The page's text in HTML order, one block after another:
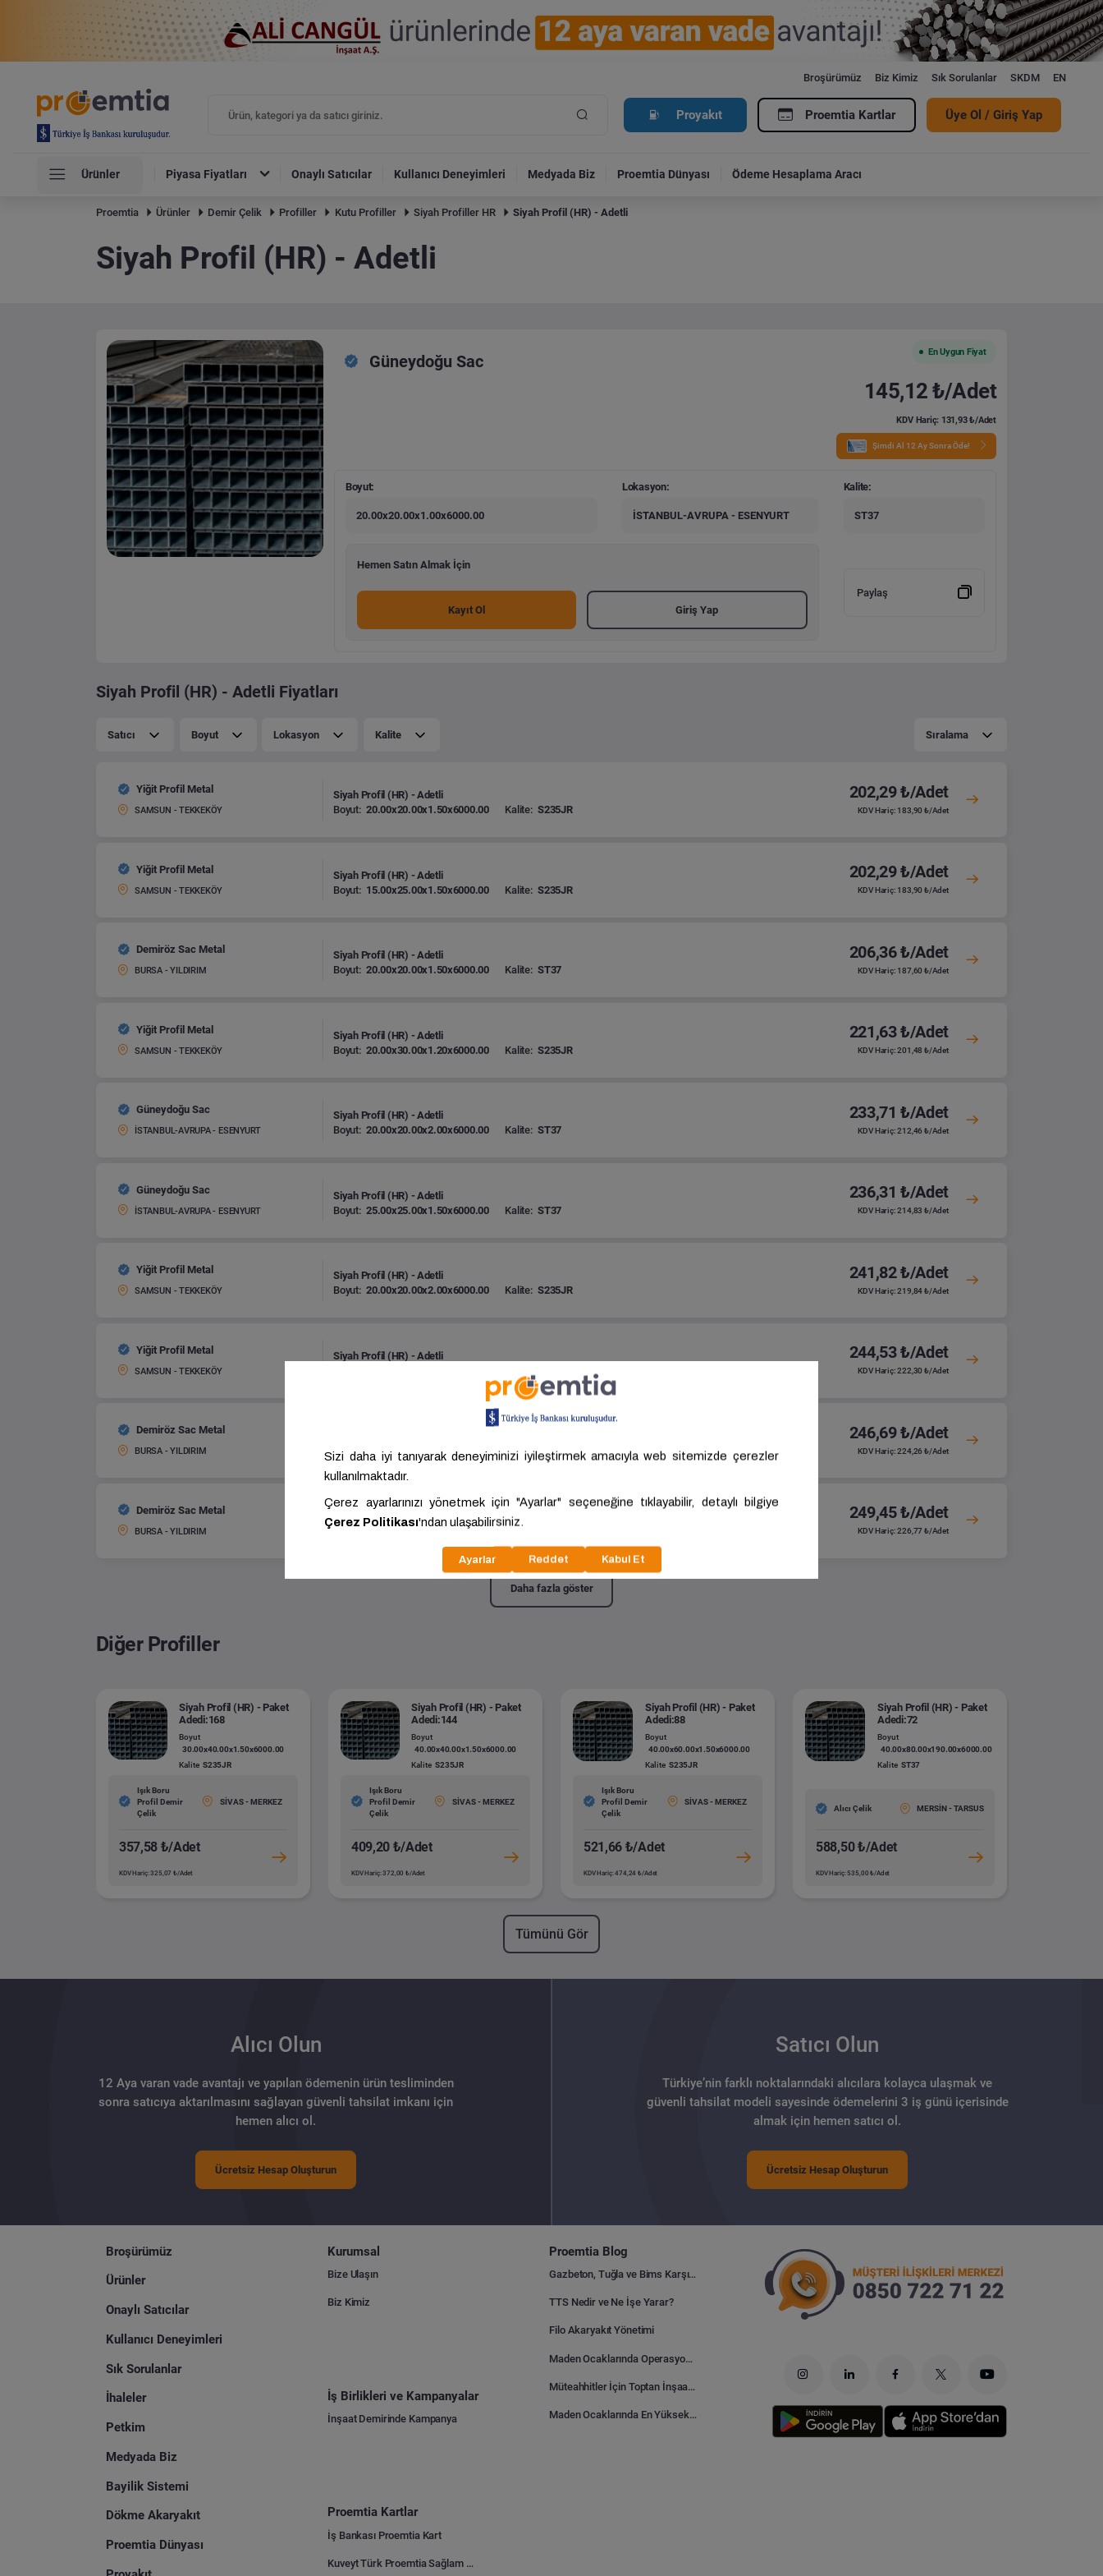
Broşürümüz Biz Kimiz Sık Sorulanlar SKDM EN
Proyakıt Proemtia Kartlar Üye Ol / Giriş Yap
Ürünler Piyasa Fiyatları Onaylı Satıcılar Kullanıcı Deneyimleri Medyada Biz Proemtia Dünyası Ödeme Hesaplama Aracı
Proemtia Ürünler Demir Çelik Profiller Kutu Profiller Siyah Profiller HR Siyah Profil (HR) - Adetli
Siyah Profil (HR) - Adetli
Güneydoğu Sac
En Uygun Fiyat
145,12 ₺/Adet
KDV Hariç: 131,93 ₺/Adet
Şimdi Al 12 Ay Sonra Öde!
Boyut:
20.00x20.00x1.00x6000.00
Lokasyon:
İSTANBUL-AVRUPA - ESENYURT
Kalite:
ST37
Hemen Satın Almak İçin
Kayıt Ol Giriş Yap
Paylaş
Siyah Profil (HR) - Adetli Fiyatları
Satıcı Boyut Lokasyon Kalite Sıralama
Yiğit Profil Metal
SAMSUN - TEKKEKÖY
Siyah Profil (HR) - Adetli
Boyut: 20.00x20.00x1.50x6000.00 Kalite: S235JR
202,29 ₺/Adet
KDV Hariç: 183,90 ₺/Adet
Yiğit Profil Metal
SAMSUN - TEKKEKÖY
Siyah Profil (HR) - Adetli
Boyut: 15.00x25.00x1.50x6000.00 Kalite: S235JR
202,29 ₺/Adet
KDV Hariç: 183,90 ₺/Adet
Demiröz Sac Metal
BURSA - YILDIRIM
Siyah Profil (HR) - Adetli
Boyut: 20.00x20.00x1.50x6000.00 Kalite: ST37
206,36 ₺/Adet
KDV Hariç: 187,60 ₺/Adet
Yiğit Profil Metal
SAMSUN - TEKKEKÖY
Siyah Profil (HR) - Adetli
Boyut: 20.00x30.00x1.20x6000.00 Kalite: S235JR
221,63 ₺/Adet
KDV Hariç: 201,48 ₺/Adet
Güneydoğu Sac
İSTANBUL-AVRUPA - ESENYURT
Siyah Profil (HR) - Adetli
Boyut: 20.00x20.00x2.00x6000.00 Kalite: ST37
233,71 ₺/Adet
KDV Hariç: 212,46 ₺/Adet
Güneydoğu Sac
İSTANBUL-AVRUPA - ESENYURT
Siyah Profil (HR) - Adetli
Boyut: 25.00x25.00x1.50x6000.00 Kalite: ST37
236,31 ₺/Adet
KDV Hariç: 214,83 ₺/Adet
Yiğit Profil Metal
SAMSUN - TEKKEKÖY
Siyah Profil (HR) - Adetli
Boyut: 20.00x20.00x2.00x6000.00 Kalite: S235JR
241,82 ₺/Adet
KDV Hariç: 219,84 ₺/Adet
Yiğit Profil Metal
SAMSUN - TEKKEKÖY
Siyah Profil (HR) - Adetli
244,53 ₺/Adet
KDV Hariç: 222,30 ₺/Adet
Demiröz Sac Metal
BURSA - YILDIRIM
Boyut:
20.00x20.00x2.00x6000.00 Kalite: ST37
246,69 ₺/Adet
KDV Hariç: 224,26 ₺/Adet
Demiröz Sac Metal
BURSA - YILDIRIM
Siyah Profil (HR) - Adetli
25.00x25.00x1.50x6000.00
249,45 ₺/Adet
KDV Hariç: 226,77 ₺/Adet
Daha fazla göster
Diğer Profiller
Siyah Profil (HR) - Paket
Adedi:168
Boyut
30.00x40.00x1.50x6000.00
Kalite S235JR
Işık Boru
Profil Demir
Çelik
SİVAS - MERKEZ
357,58 ₺/Adet
KDV Hariç: 325,07 ₺/Adet
Siyah Profil (HR) - Paket
Adedi:144
Boyut
40.00x40.00x1.50x6000.00
Kalite S235JR
Işık Boru
Profil Demir
Çelik
SİVAS - MERKEZ
409,20 ₺/Adet
KDV Hariç: 372,00 ₺/Adet
Siyah Profil (HR) - Paket
Adedi:88
Boyut
40.00x60.00x1.50x6000.00
Kalite S235JR
Işık Boru
Profil Demir
Çelik
SİVAS - MERKEZ
521,66 ₺/Adet
KDV Hariç: 474,24 ₺/Adet
Siyah Profil (HR) - Paket
Adedi:72
Boyut
40.00x80.00x190.00x6000.00
Kalite ST37
Alıcı Çelik MERSİN - TARSUS
588,50 ₺/Adet
KDV Hariç: 535,00 ₺/Adet
Tümünü Gör
Alıcı Olun
12 Aya varan vade avantajı ve yapılan ödemenin ürün tesliminden
sonra satıcıya aktarılmasını sağlayan güvenli tahsilat imkanı için
hemen alıcı ol.
Ücretsiz Hesap Oluşturun
Satıcı Olun
Türkiye’nin farklı noktalarındaki alıcılara kolayca ulaşmak ve
güvenli tahsilat modeli sayesinde ödemelerini 3 iş günü içerisinde
almak için hemen satıcı ol.
Ücretsiz Hesap Oluşturun
Broşürümüz
Ürünler
Onaylı Satıcılar
Kullanıcı Deneyimleri
Sık Sorulanlar
İhaleler
Petkim
Medyada Biz
Bayilik Sistemi
Dökme Akaryakıt
Proemtia Dünyası
Kurumsal
Bize Ulaşın
Biz Kimiz
İş Birlikleri ve Kampanyalar
İnşaat Demirinde Kampanya
Proemtia Kartlar
İş Bankası Proemtia Kart
Kuveyt Türk Proemtia Sağlam Bayi Kart
Proemtia Blog
Gazbeton, Tuğla ve Bims Karşılaştırması: Hangisi Daha Avantajlı?
TTS Nedir ve Ne İşe Yarar?
Filo Akaryakıt Yönetimi
Maden Ocaklarında Operasyonel Verimlilik Nasıl Arttırılır?
Müteahhitler İçin Toptan İnşaat Malzemesi Satın Alma Rehberi
Maden Ocaklarında En Yüksek Gider Kalemleri Nelerdir?